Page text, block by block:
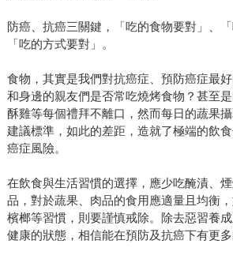
防癌、抗癌三關鍵，「吃的食物要對」、「
「吃的方式要對」。
食物，其實是我們對抗癌症、預防癌症最
和身邊的親友們是否常吃燒烤食物？甚至
酥雞等每個禮拜不離口，然而每日的蔬果
建議標準，如此的差距，造就了極端的飲
癌症風險。
在飲食與生活習慣的選擇，應少吃醃漬、
品，對於蔬果、肉品的食用應適量且均衡
檳榔等習慣，則要謹慎戒除。除去惡習養
健康的狀態，相信能在預防及抗癌下有更多